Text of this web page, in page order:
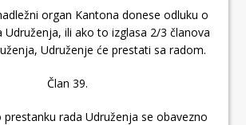
organ Kantona donese odluku o
Udruženja, ili ako to izglasa 2/3 članova
Udruženje će prestati sa radom.
Član 39.
rada Udruženja se obavezno